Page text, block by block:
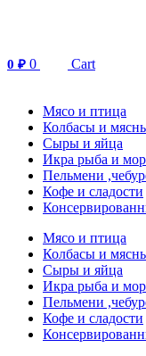
0 ₽ 0 Cart
Мясо и птица
Колбасы и
Сыры и яйца
Икра рыба и
Пельмени
Кофе и сладости
Мясо и птица
Колбасы и
Сыры и яйца
Икра рыба и
Пельмени
Кофе и сладости